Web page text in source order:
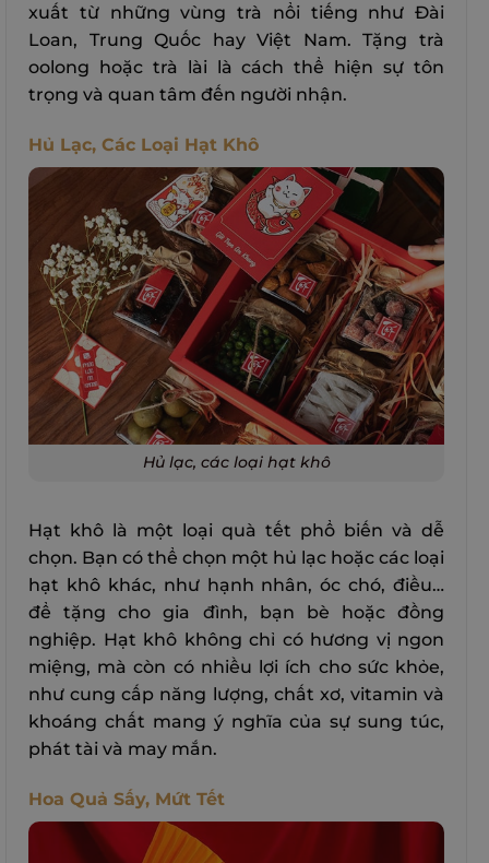
xuất từ những vùng trà nổi tiếng như Đài
Loan, Trung Quốc hay Việt Nam. Tặng trà
oolong hoặc trà lài là cách thể hiện sự tôn
trọng và quan tâm đến người nhận.
Hủ Lạc, Các Loại Hạt Khô
Hủ lạc, các loại hạt khô
Hạt khô là một loại quà tết phổ biến và dễ
chọn. Bạn có thể chọn một hủ lạc hoặc các loại
hạt khô khác, như hạnh nhân, óc chó, điều…
để tặng cho gia đình, bạn bè hoặc đồng
nghiệp. Hạt khô không chỉ có hương vị ngon
miệng, mà còn có nhiều lợi ích cho sức khỏe,
như cung cấp năng lượng, chất xơ, vitamin và
khoáng chất mang ý nghĩa của sự sung túc,
phát tài và may mắn.
Hoa Quả Sấy, Mứt Tết